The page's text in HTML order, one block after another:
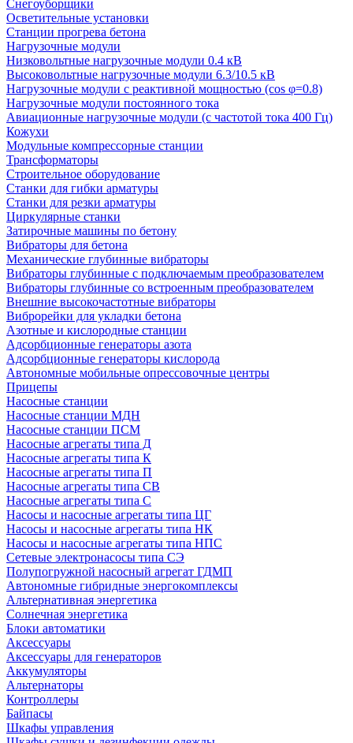
Снегоуборщики
Осветительные установки
Станции прогрева бетона
Нагрузочные модули
Низковольтные нагрузочные модули 0.4 кВ
Высоковольтные нагрузочные модули 6.3/10.5 кВ
Нагрузочные модули с реактивной мощностью (cos φ=0.8)
Нагрузочные модули постоянного тока
Авиационные нагрузочные модули (с частотой тока 400 Гц)
Кожухи
Модульные компрессорные станции
Трансформаторы
Строительное оборудование
Станки для гибки арматуры
Станки для резки арматуры
Циркулярные станки
Затирочные машины по бетону
Вибраторы для бетона
Механические глубинные вибраторы
Вибраторы глубинные с подключаемым преобразователем
Вибраторы глубинные со встроенным преобразователем
Внешние высокочастотные вибраторы
Виброрейки для укладки бетона
Азотные и кислородные станции
Адсорбционные генераторы азота
Адсорбционные генераторы кислорода
Автономные мобильные опрессовочные центры
Прицепы
Насосные станции
Насосные станции МДН
Насосные станции ПСМ
Насосные агрегаты типа Д
Насосные агрегаты типа К
Насосные агрегаты типа П
Насосные агрегаты типа СВ
Насосные агрегаты типа С
Насосы и насосные агрегаты типа ЦГ
Насосы и насосные агрегаты типа НК
Насосы и насосные агрегаты типа НПС
Сетевые электронасосы типа СЭ
Полупогружной насосный агрегат ГДМП
Автономные гибридные энергокомплексы
Альтернативная энергетика
Солнечная энергетика
Блоки автоматики
Аксессуары
Аксессуары для генераторов
Аккумуляторы
Альтернаторы
Контроллеры
Байпасы
Шкафы управления